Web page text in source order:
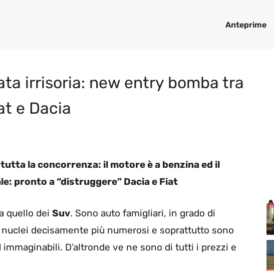
Anteprime
irrisoria: new entry bomba tra
e Dacia
la concorrenza: il motore è a benzina ed il
pronto a “distruggere” Dacia e Fiat
quello dei Suv. Sono auto famigliari, in grado di
decisamente più numerosi e soprattutto sono
D’altronde ve ne sono di tutti i prezzi e